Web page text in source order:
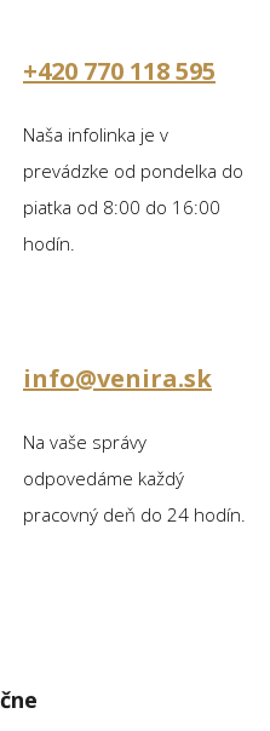
+420 770 118 595
Naša infolinka je v
prevádzke od pondelka do
piatka od 8:00 do 16:00
hodín.
info@venira.sk
Na vaše správy
odpovedáme každý
pracovný deň do 24 hodín.